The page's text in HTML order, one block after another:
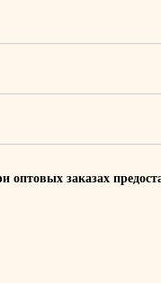
заказах